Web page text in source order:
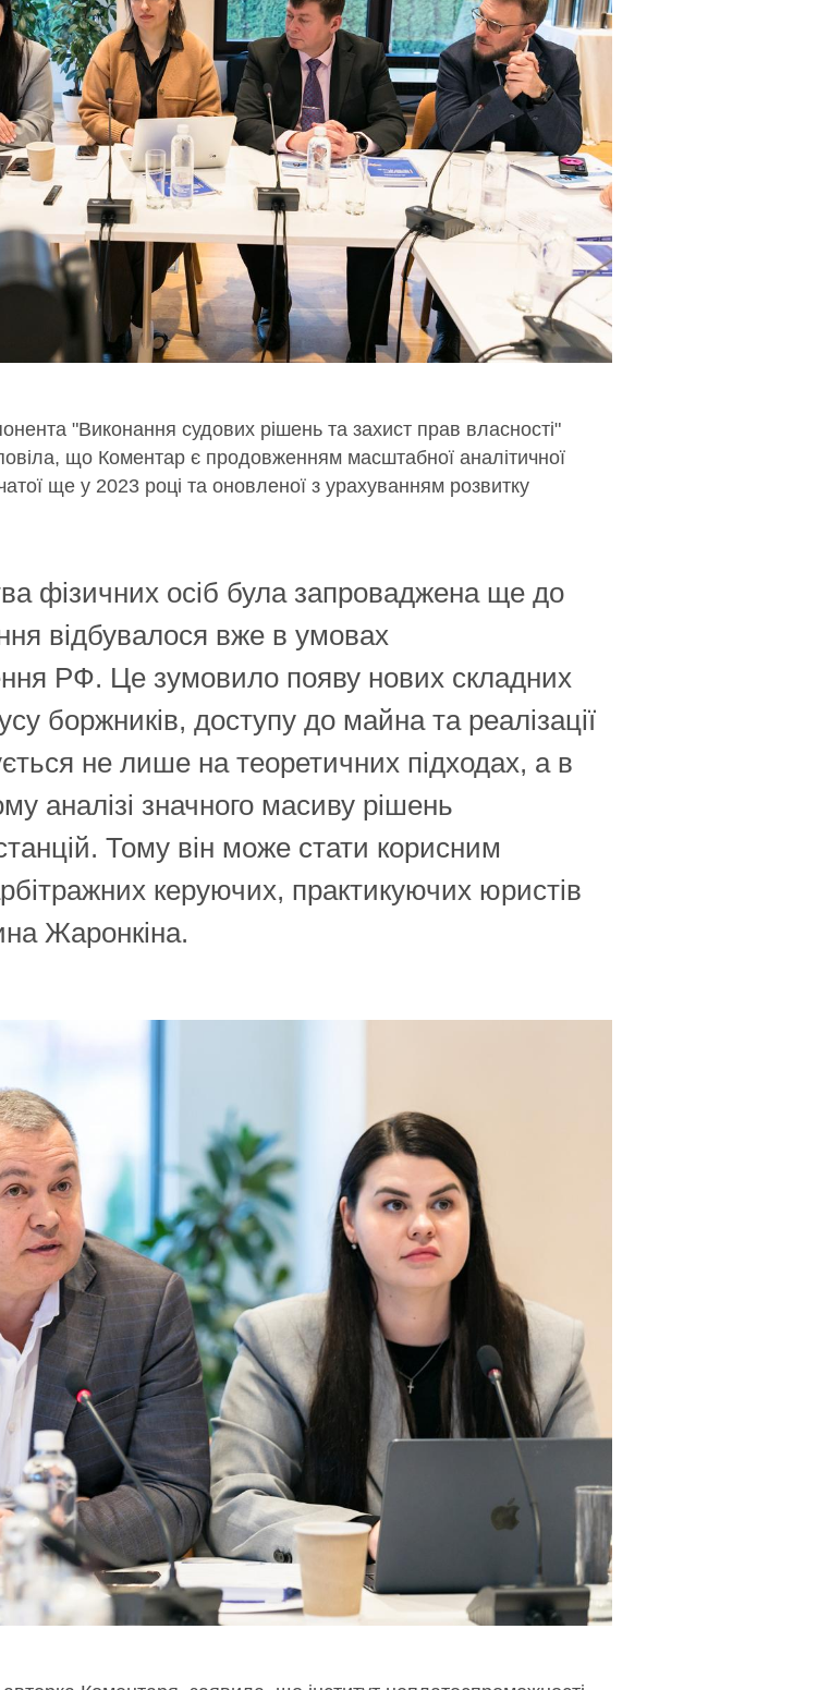
"Виконання судових рішень та захист прав власності"
що Коментар є продовженням масштабної аналітичної
ще у 2023 році та оновленої з урахуванням розвитку
фізичних осіб була запроваджена ще до
відбувалося вже в умовах
РФ. Це зумовило появу нових складних
боржників, доступу до майна та реалізації
не лише на теоретичних підходах, а в
аналізі значного масиву рішень
Тому він може стати корисним
керуючих, практикуючих юристів
Жаронкіна.